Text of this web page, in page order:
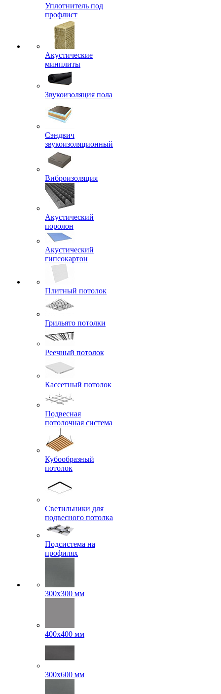
Уплотнитель под
профлист
Акустические
минплиты
Звукоизоляция пола
Сэндвич
звукоизоляционный
Виброизоляция
Акустический
поролон
Акустический
гипсокартон
Плитный потолок
Грильято потолки
Реечный потолок
Кассетный потолок
Подвесная
потолочная система
Кубообразный
потолок
Светильники для
подвесного потолка
Подсистема на
профилях
300x300 мм
400х400 мм
300x600 мм